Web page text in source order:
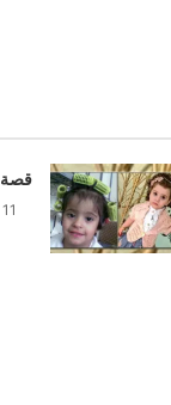
قصة
11 نوفمبر، 2023